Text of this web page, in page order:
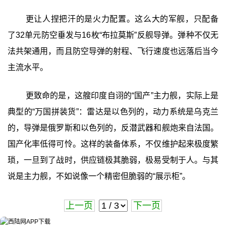
更让人捏把汗的是火力配置。这么大的军舰，只配备
了32单元防空垂发与16枚“布拉莫斯”反舰导弹。弹种不仅无
法共架通用，而且防空导弹的射程、飞行速度也远落后当今
主流水平。
更致命的是，这艘印度自诩的“国产”主力舰，实际上是
典型的“万国拼装货”：雷达是以色列的，动力系统是乌克兰
的，导弹是俄罗斯和以色列的，反潜武器和舰炮来自法国。
国产化率低得可怜。这样的装备体系，不仅维护起来极度繁
琐，一旦到了战时，供应链极其脆弱，极易受制于人。与其
说是主力舰，不如说像一个精密但脆弱的“展示柜”。
上一页 下一页